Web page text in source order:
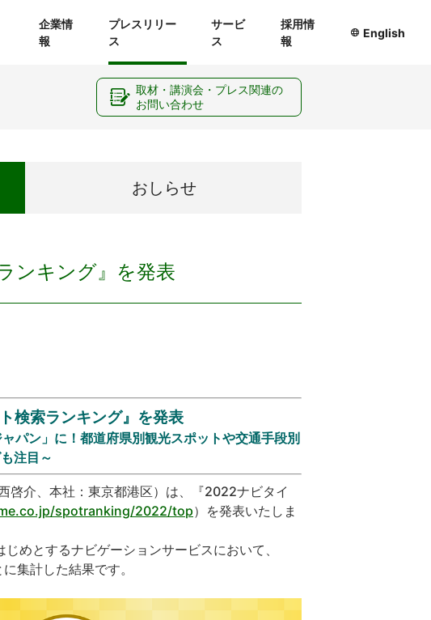
企業情
報
プレスリリー
ス
サービ
ス
採用情
報
English
おしらせ
ンキング』を発表
検索ランキング』を発表
パン」に！都道府県別観光スポットや交通手段別
注目～
介、本社：東京都港区）は、『2022ナビタイ
spotranking/2022/top）を発表いたしま
めとするナビゲーションサービスにおいて、
集計した結果です。
取材・講演会・プレス関連の
お問い合わせ